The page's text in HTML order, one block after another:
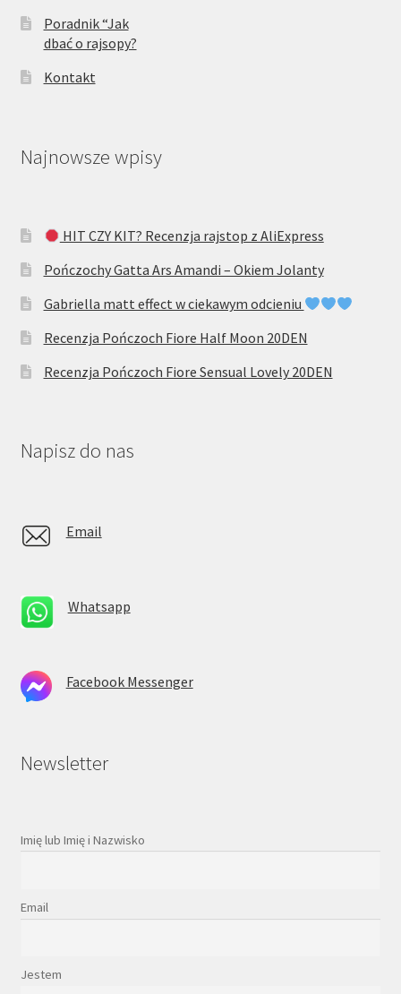
Poradnik “Jak
dbać o rajsopy?
Kontakt
Najnowsze wpisy
HIT CZY KIT? Recenzja rajstop z AliExpress
Pończochy Gatta Ars Amandi – Okiem Jolanty
Gabriella matt effect w ciekawym odcieniu
Recenzja Pończoch Fiore Half Moon 20DEN
Recenzja Pończoch Fiore Sensual Lovely 20DEN
Napisz do nas
Email
Whatsapp
Facebook Messenger
Newsletter
Imię lub Imię i Nazwisko
Email
Jestem